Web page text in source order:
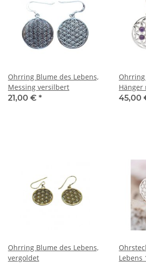
Ohrring Blume des Lebens,
Messing versilbert
21,00 € *
Ohrring
Hänger
45,00
Ohrring Blume des Lebens,
vergoldet
Lebens